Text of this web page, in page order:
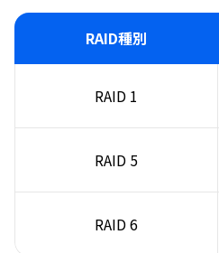
RAID種別
RAID 1
RAID 5
RAID 6